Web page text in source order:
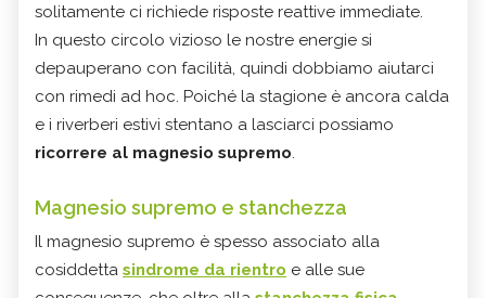
solitamente ci richiede risposte reattive immediate.
In questo circolo vizioso le nostre energie si
depauperano con facilità, quindi dobbiamo aiutarci
con rimedi ad hoc. Poiché la stagione è ancora calda
e i riverberi estivi stentano a lasciarci possiamo
ricorrere al magnesio supremo.
Magnesio supremo e stanchezza
Il magnesio supremo è spesso associato alla
cosiddetta sindrome da rientro e alle sue